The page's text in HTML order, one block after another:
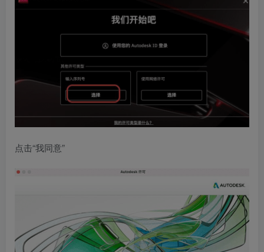
点击“我同意”